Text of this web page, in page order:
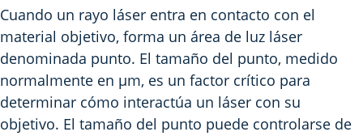
Cuando un rayo láser entra en contacto con el
material objetivo, forma un área de luz láser
denominada punto. El tamaño del punto, medido
normalmente en µm, es un factor crítico para
determinar cómo interactúa un láser con su
objetivo. El tamaño del punto puede controlarse de